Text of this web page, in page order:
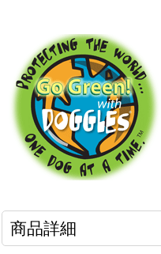
商品詳細